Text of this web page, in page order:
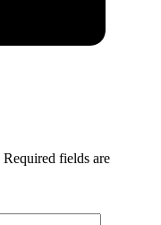
Required fields are